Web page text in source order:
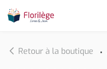
Retour à la boutique